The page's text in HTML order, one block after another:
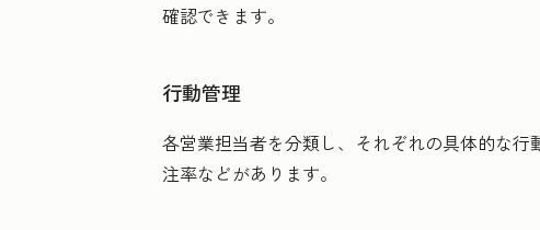
確認できます。
行動管理
各営業担当者を分類し、それぞれの具体的な
注率などがあります。